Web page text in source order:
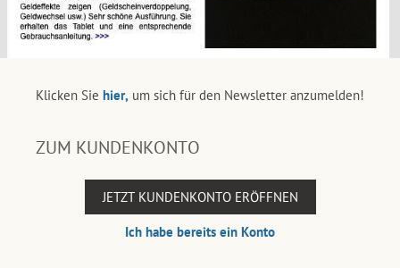
Klicken Sie hier, um sich für den Newsletter anzumelden!
ZUM KUNDENKONTO
JETZT KUNDENKONTO ERÖFFNEN
Ich habe bereits ein Konto